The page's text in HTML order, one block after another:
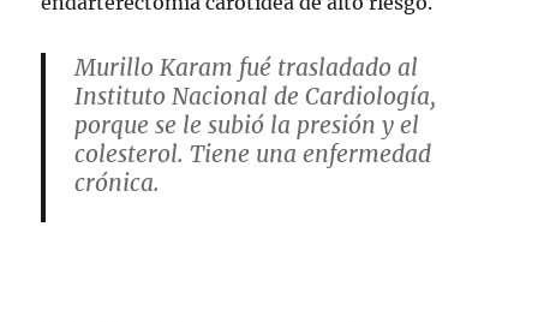
Murillo Karam fué trasladado al
Instituto Nacional de Cardiología,
porque se le subió la presión y el
colesterol. Tiene una enfermedad
crónica.